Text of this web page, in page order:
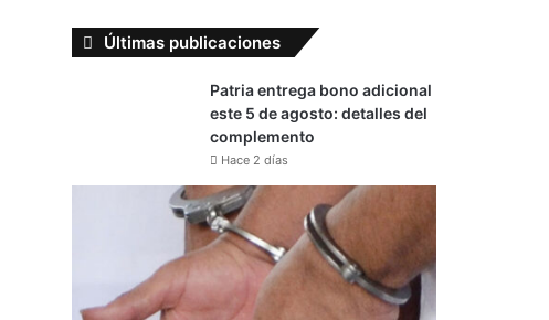
Últimas publicaciones
Patria entrega bono adicional
este 5 de agosto: detalles del
complemento
Hace 2 días